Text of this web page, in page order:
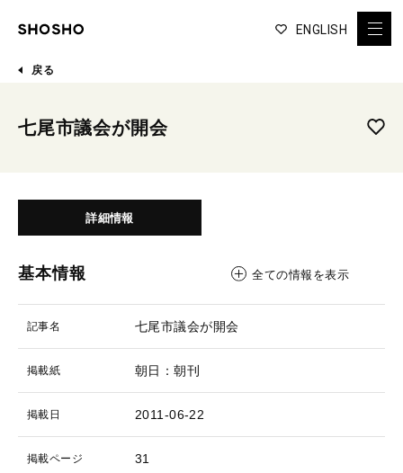
ENGLISH
戻る
七尾市議会が開会
詳細情報
基本情報 全ての情報を表示
記事名 七尾市議会が開会
掲載紙 朝日：朝刊
掲載日 2011-06-22
掲載ページ 31